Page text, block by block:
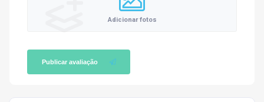
Adicionar fotos
Publicar avaliação